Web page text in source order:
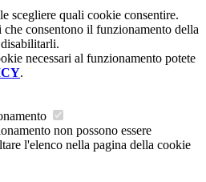
scegliere quali cookie consentire.
consentono il funzionamento della
necessari al funzionamento potete
.
non possono essere
l'elenco nella pagina della cookie